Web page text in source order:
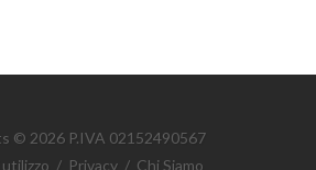
© 2026 P.IVA 02152490567
/ Privacy / Chi Siamo